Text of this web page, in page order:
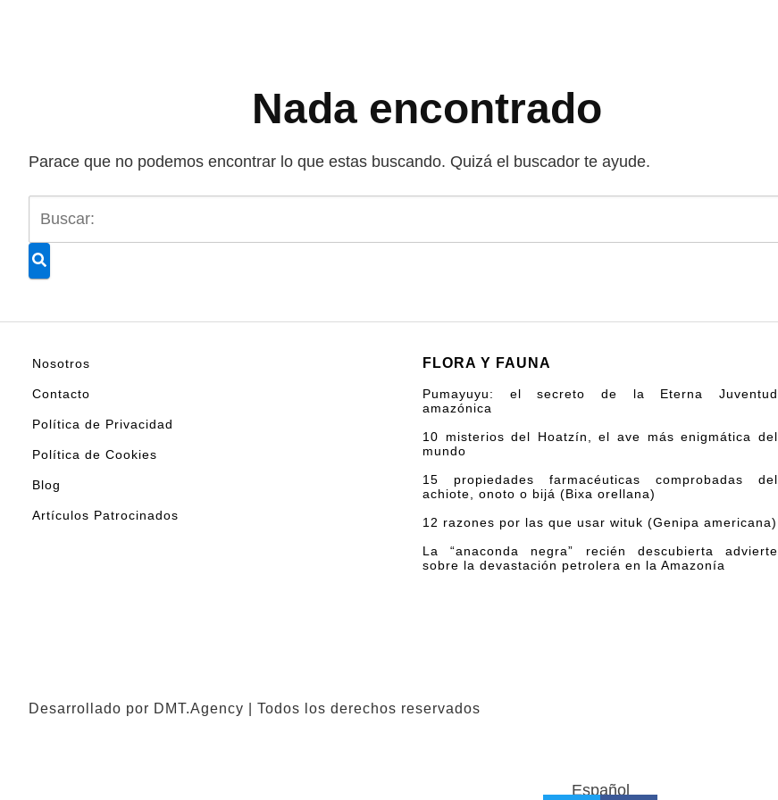
Nada encontrado
Parace que no podemos encontrar lo que estas buscando. Quizá el buscador te ayude.
Nosotros
Contacto
Política de Privacidad
Política de Cookies
Blog
Artículos Patrocinados
FLORA Y FAUNA
Pumayuyu: el secreto de la Eterna Juventud
amazónica
10 misterios del Hoatzín, el ave más enigmática del
mundo
15 propiedades farmacéuticas comprobadas del
achiote, onoto o bijá (Bixa orellana)
12 razones por las que usar wituk (Genipa americana)
La “anaconda negra” recién descubierta advierte
sobre la devastación petrolera en la Amazonía
Desarrollado por DMT.Agency | Todos los derechos reservados
Español